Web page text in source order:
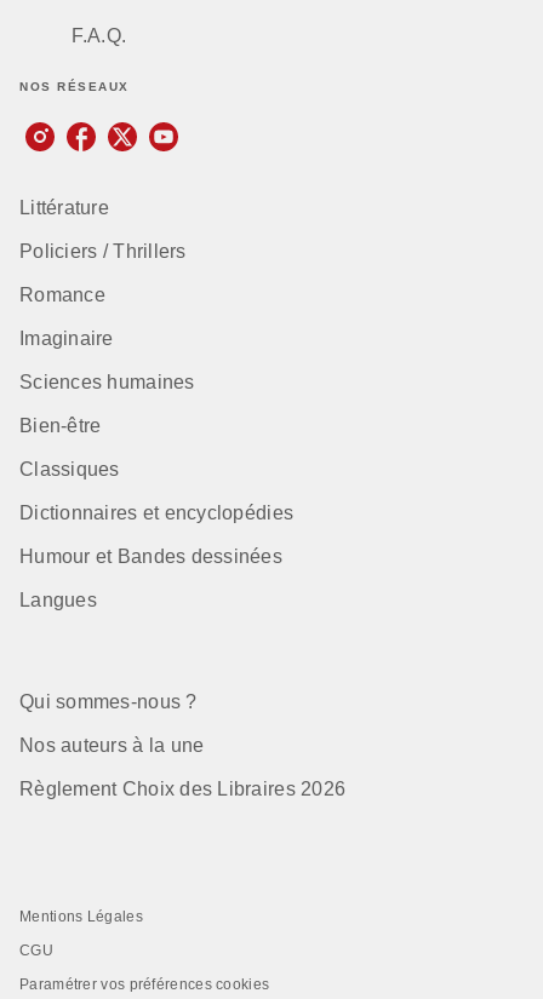
F.A.Q.
NOS RÉSEAUX
Littérature
Policiers / Thrillers
Romance
Imaginaire
Sciences humaines
Bien-être
Classiques
Dictionnaires et encyclopédies
Humour et Bandes dessinées
Langues
Qui sommes-nous ?
Nos auteurs à la une
Règlement Choix des Libraires 2026
Mentions Légales
CGU
Paramétrer vos préférences cookies